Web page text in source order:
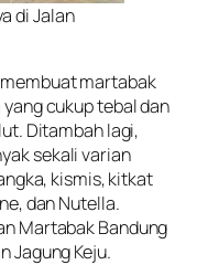
di Jalan
martabak
cukup tebal dan
Ditambah lagi,
sekali varian
kismis, kitkat
dan Nutella.
Martabak Bandung
Jagung Keju.